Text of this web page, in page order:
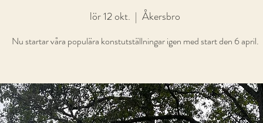
lör 12 okt.
  |
Åkersbro
Nu startar våra populära konstutställningar igen med start den 6 april.